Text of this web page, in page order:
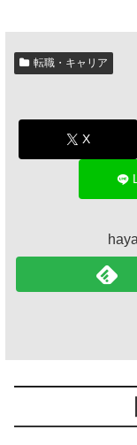
転職・キャリア
X